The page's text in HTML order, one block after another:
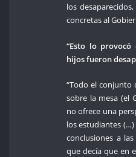
los
concretas al
“Esto lo provocó
hijos fueron
“Todo el conjunto
sobre la mesa (el
no ofrece una
los estudiantes
conclusiones a
que decía que en